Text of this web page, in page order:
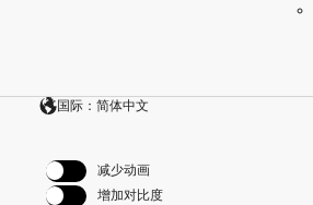
国际：简体中文
减少动画
增加对比度